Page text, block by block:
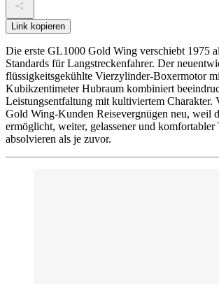
Link kopieren
Die erste GL1000 Gold Wing verschiebt 1975
Standards für Langstreckenfahrer. Der
flüssigkeitsgekühlte Vierzylinder-Boxermotor
Kubikzentimeter Hubraum kombiniert
Leistungsentfaltung mit kultiviertem Charakter.
Gold Wing-Kunden Reisevergnügen neu, weil
ermöglicht, weiter, gelassener und komfortabler
absolvieren als je zuvor.